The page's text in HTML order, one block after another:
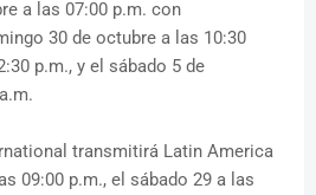
a las 07:00 p.m. con
30 de octubre a las 10:30
p.m., y el sábado 5 de
transmitirá Latin America
09:00 p.m., el sábado 29 a las